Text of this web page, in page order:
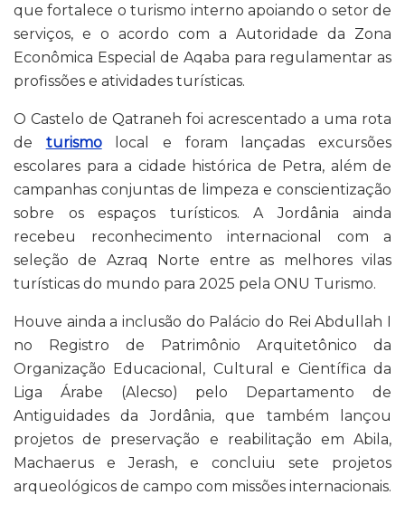
que fortalece o turismo interno apoiando o setor de
serviços, e o acordo com a Autoridade da Zona
Econômica Especial de Aqaba para regulamentar as
profissões e atividades turísticas.
O Castelo de Qatraneh foi acrescentado a uma rota
de turismolocal e foram lançadas excursões
escolares para a cidade histórica de Petra, além de
campanhas conjuntas de limpeza e conscientização
sobre os espaços turísticos. A Jordânia ainda
recebeu reconhecimento internacional com a
seleção de Azraq Norte entre as melhores vilas
turísticas do mundo para 2025 pela ONU Turismo.
Houve ainda a inclusão do Palácio do Rei Abdullah I
no Registro de Patrimônio Arquitetônico da
Organização Educacional, Cultural e Científica da
Liga Árabe (Alecso) pelo Departamento de
Antiguidades da Jordânia, que também lançou
projetos de preservação e reabilitação em Abila,
Machaerus e Jerash, e concluiu sete projetos
arqueológicos de campo com missões internacionais.